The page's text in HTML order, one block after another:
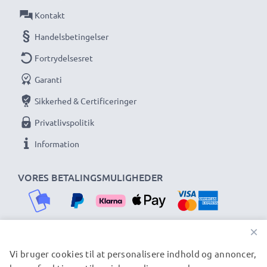
VORES BETALINGSMULIGHEDER
Kontakt
Handelsbetingelser
Fortrydelsesret
Garanti
Sikkerhed & Certificeringer
Privatlivspolitik
Information
VORES FORSENDELSESPARTNERE
×
Vi bruger cookies til at personalisere indhold og annoncer,